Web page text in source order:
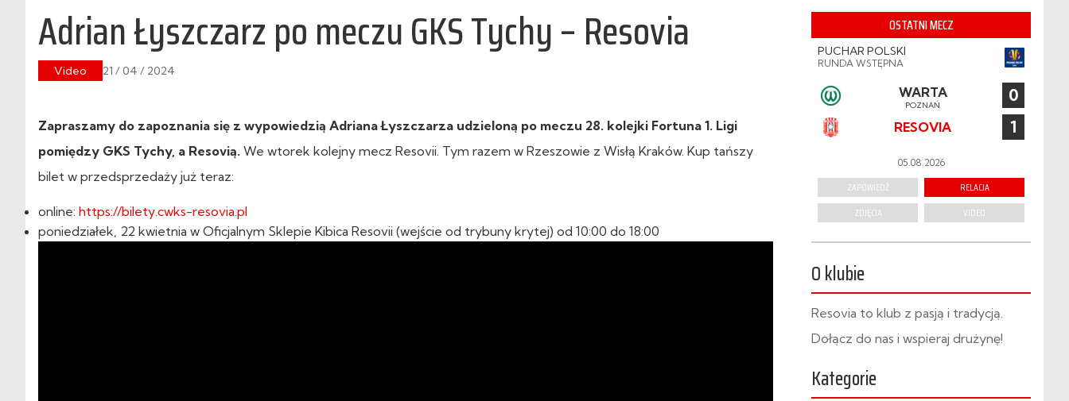
Adrian Łyszczarz po meczu GKS Tychy – Resovia
Video 21 / 04 / 2024
Zapraszamy do zapoznania się z wypowiedzią Adriana Łyszczarza udzieloną po meczu 28. kolejki Fortuna 1. Ligi
pomiędzy GKS Tychy, a Resovią. We wtorek kolejny mecz Resovii. Tym razem w Rzeszowie z Wisłą Kraków. Kup tańszy
bilet w przedsprzedaży już teraz:
online: https://bilety.cwks-resovia.pl
poniedziałek, 22 kwietnia w Oficjalnym Sklepie Kibica Resovii (wejście od trybuny krytej) od 10:00 do 18:00
OSTATNI MECZ
PUCHAR POLSKI
RUNDA WSTĘPNA
WARTA
POZNAŃ 0
RESOVIA 1
05.08.2026
ZAPOWIEDŹ
RELACJA
ZDJĘCIA
VIDEO
O klubie
Resovia to klub z pasją i tradycją.
Dołącz do nas i wspieraj drużynę!
Kategorie